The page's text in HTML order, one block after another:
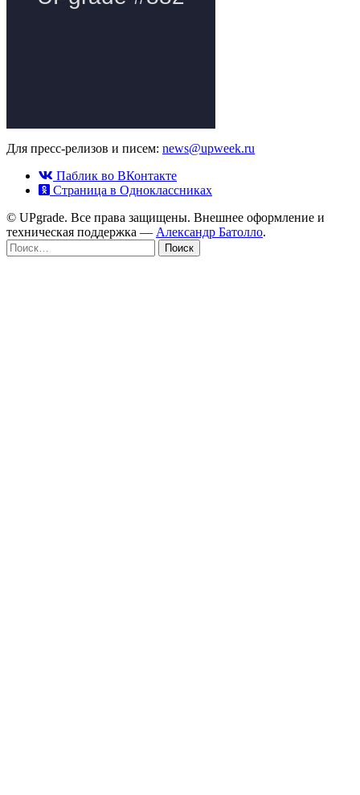
Для пресс-релизов и писем: news@upweek.ru
Паблик во ВКонтакте
Страница в Одноклассниках
© UPgrade. Все права защищены. Внешнее оформление и
техническая поддержка — Александр Батолло.
Найти: